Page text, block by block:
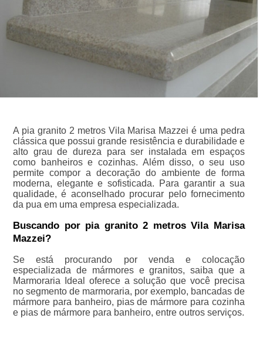
A pia granito 2 metros Vila Marisa Mazzei é uma pedra
clássica que possui grande resistência e durabilidade e
alto grau de dureza para ser instalada em espaços
como banheiros e cozinhas. Além disso, o seu uso
permite compor a decoração do ambiente de forma
moderna, elegante e sofisticada. Para garantir a sua
qualidade, é aconselhado procurar pelo fornecimento
da pua em uma empresa especializada.
Buscando por pia granito 2 metros Vila Marisa
Mazzei?
Se está procurando por venda e colocação
especializada de mármores e granitos, saiba que a
Marmoraria Ideal oferece a solução que você precisa
no segmento de marmoraria, por exemplo, bancadas de
mármore para banheiro, pias de mármore para cozinha
e pias de mármore para banheiro, entre outros serviços.